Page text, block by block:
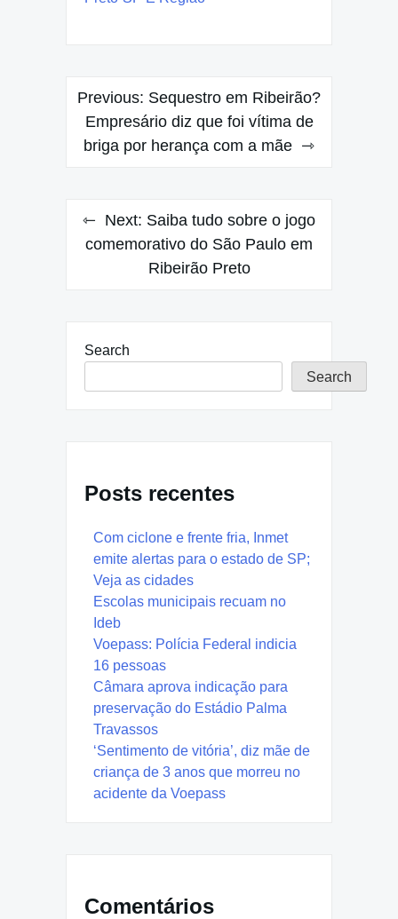
Post
navigation
Previous: Sequestro em Ribeirão?
Empresário diz que foi vítima de
briga por herança com a mãe
Next: Saiba tudo sobre o jogo
comemorativo do São Paulo em
Ribeirão Preto
Search
Search
Posts recentes
Com ciclone e frente fria, Inmet
emite alertas para o estado de SP;
Veja as cidades
Escolas municipais recuam no
Ideb
Voepass: Polícia Federal indicia
16 pessoas
Câmara aprova indicação para
preservação do Estádio Palma
Travassos
‘Sentimento de vitória’, diz mãe de
criança de 3 anos que morreu no
acidente da Voepass
Comentários